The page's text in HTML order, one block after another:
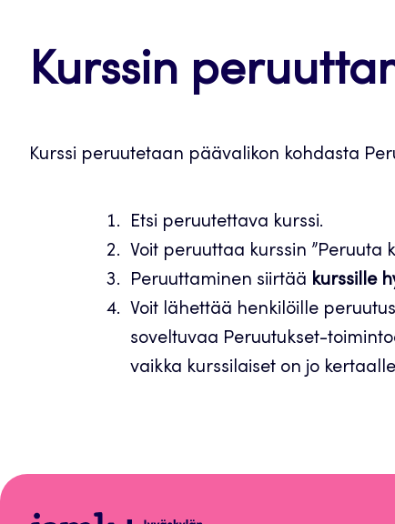
Kurssin
Kurssi peruutetaan päävalikon kohdasta
Etsi peruutettava kurssi.
Voit peruuttaa kurssin ”Peruuta
Peruuttaminen siirtää kurssille
Voit lähettää henkilöille
soveltuvaa Peruutukset-
vaikka kurssilaiset on jo